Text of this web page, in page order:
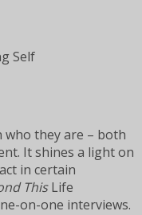
Self
they are – both
It shines a light on
in certain
ThisLife
on-one interviews.